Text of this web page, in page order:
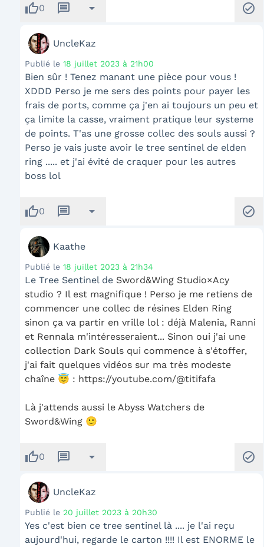
thumb_up0 message arrow_drop_down check_circle
UncleKaz
Publié le 18 juillet 2023 à 21h00
Bien sûr ! Tenez manant une pièce pour vous !
XDDD Perso je me sers des points pour payer les
frais de ports, comme ça j'en ai toujours un peu et
ça limite la casse, vraiment pratique leur systeme
de points. T'as une grosse collec des souls aussi ?
Perso je vais juste avoir le tree sentinel de elden
ring ..... et j'ai évité de craquer pour les autres
boss lol
thumb_up0 message arrow_drop_down check_circle
Kaathe
Publié le 18 juillet 2023 à 21h34
Le Tree Sentinel de Sword&Wing Studio×Acy
studio ? Il est magnifique ! Perso je me retiens de
commencer une collec de résines Elden Ring
sinon ça va partir en vrille lol : déjà Malenia, Ranni
et Rennala m'intéresseraient... Sinon oui j'ai une
collection Dark Souls qui commence à s'étoffer,
j'ai fait quelques vidéos sur ma très modeste
chaîne 😇 : https://youtube.com/@titifafa
Là j'attends aussi le Abyss Watchers de
Sword&Wing 🙂
thumb_up0 message arrow_drop_down check_circle
UncleKaz
Publié le 20 juillet 2023 à 20h30
Yes c'est bien ce tree sentinel là .... je l'ai reçu
aujourd'hui, regarde le carton !!!! Il est ENORME le